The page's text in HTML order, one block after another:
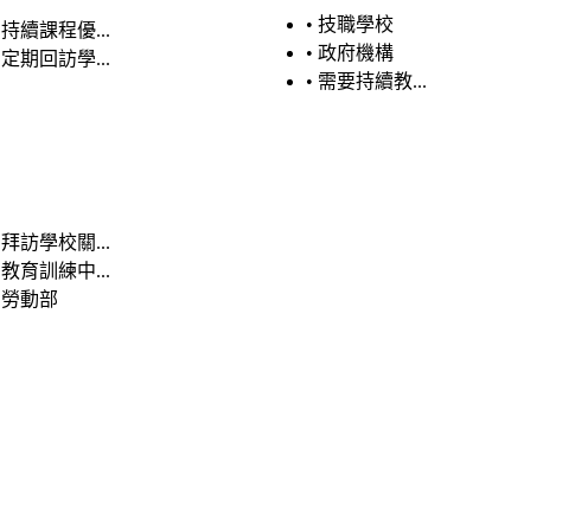
持續課程優...
定期回訪學...
拜訪學校關...
教育訓練中...
勞動部
• 技職學校
• 政府機構
• 需要持續教...